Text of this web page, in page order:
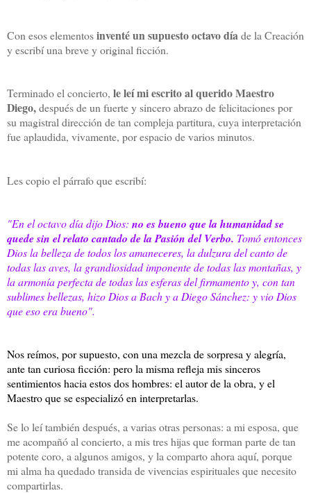
Con esos elementosinventé un supuesto octavo díade la Creación
y escribí una breve y original ficción.
Terminado el concierto, le leí mi escrito al querido Maestro
Diego,después de un fuerte y sincero abrazo de felicitaciones por
su magistral dirección de tan compleja partitura, cuya interpretación
fue aplaudida, vivamente, por espacio de varios minutos.
Les copio el párrafo que escribí:
"En el octavo día dijo Dios: no es bueno que la humanidad se
quede sin el relato cantado de la Pasión del Verbo. Tomó entonces
Dios la belleza de todos los amaneceres, la dulzura del canto de
todas las aves, la grandiosidad imponente de todas las montañas, y
la armonía perfecta de todas las esferas del firmamento y, con tan
sublimes bellezas, hizo Dios a Bach y a Diego Sánchez: y vio Dios
que eso era bueno".
Nos reímos, por supuesto, con una mezcla de sorpresa y alegría,
ante tan curiosa ficción: pero la misma refleja mis sinceros
sentimientos hacia estos dos hombres: el autor de la obra, y el
Maestro que se especializó en interpretarlas.
Se lo leí también después, a varias otras personas: a mi esposa, que
me acompañó al concierto, a mis tres hijas que forman parte de tan
potente coro, a algunos amigos, y la comparto ahora aquí, porque
mi alma ha quedado transida de vivencias espirituales que necesito
compartirlas.